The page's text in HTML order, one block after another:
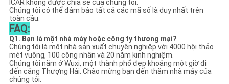
ICAR không được chia sẻ của chúng tôi.
Chúng tôi có thể đảm bảo tất cả các mã số là duy nhất trên
toàn cầu.
FAQ:
Q1. Bạn là một nhà máy hoặc công ty thương mại?
Chúng tôi là một nhà sản xuất chuyên nghiệp với 4000 hội thảo
mét vuông, 100 công nhân và 20 năm kinh nghiệm.
Chúng tôi nằm ở Wuxi, một thành phố đẹp khoảng một giờ đi
đến cảng Thượng Hải. Chào mừng bạn đến thăm nhà máy của
chúng tôi.